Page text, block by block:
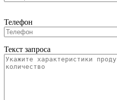
Телефон
Текст запроса